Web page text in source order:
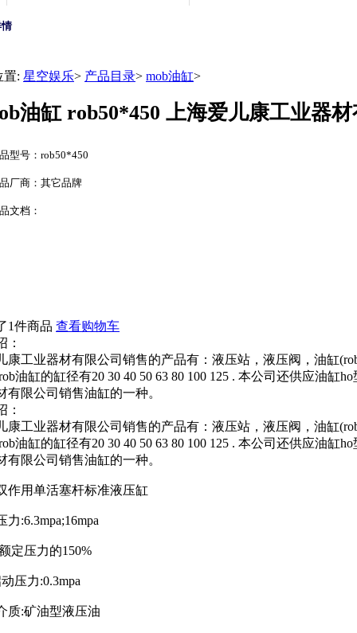
置: 星空娱乐> 产品目录> mob油缸>
油缸 rob50*450 上海爱儿康工业器
型号：rob50*450
厂商：其它品牌
文档：
1件商品 查看购物车
：
康工业器材有限公司销售的产品有：液压站，液压阀，油缸
油缸的缸径有20 30 40 50 63 80 100 125 . 本公司还供应油缸
有限公司销售油缸的一种。
：
康工业器材有限公司销售的产品有：液压站，液压阀，油缸
油缸的缸径有20 30 40 50 63 80 100 125 . 本公司还供应油缸
有限公司销售油缸的一种。
作用单活塞杆标准液压缸
:6.3mpa;16mpa
压力的150%
压力:0.3mpa
:矿油型液压油